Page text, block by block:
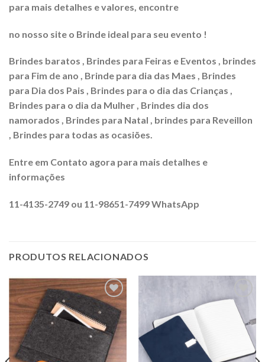
para mais detalhes e valores, encontre
no nosso site o Brinde ideal para seu evento !
Brindes baratos , Brindes para Feiras e Eventos , brindes
para Fim de ano , Brinde para dia das Maes , Brindes
para Dia dos Pais , Brindes para o dia das Crianças ,
Brindes para o dia da Mulher , Brindes dia dos
namorados , Brindes para Natal , brindes para Reveillon
, Brindes para todas as ocasiões.
Entre em Contato agora para mais detalhes e
informações
11-4135-2749 ou 11-98651-7499 WhatsApp
PRODUTOS RELACIONADOS
Adicionar
aos meus
desejos
Adicionar
aos meus
desejos